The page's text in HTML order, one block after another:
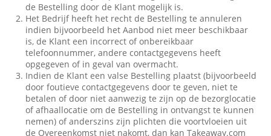
de Bestelling door de Klant mogelijk is.
Het Bedrijf heeft het recht de Bestelling te annuleren
indien bijvoorbeeld het Aanbod niet meer beschikbaar
is, de Klant een incorrect of onbereikbaar
telefoonnummer, andere contactgegevens heeft
opgegeven of in geval van overmacht.
Indien de Klant een valse Bestelling plaatst (bijvoorbeeld
door foutieve contactgegevens door te geven, niet te
betalen of door niet aanwezig te zijn op de bezorglocatie
of afhaallocatie om de Bestelling in ontvangst te kunnen
nemen) of anderszins zijn plichten die voortvloeien uit
de Overeenkomst niet nakomt, dan kan Takeaway.com